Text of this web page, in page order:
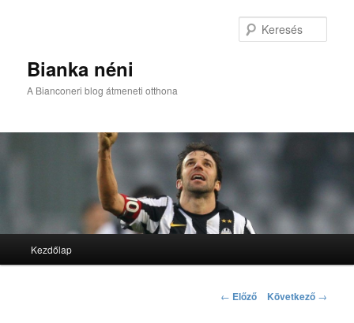
Bianka néni
A Bianconeri blog átmeneti otthona
Tovább az elsődleges tartalomra
Tovább a másodlagos tartalomra
Kezdőlap
Bejegyzés navigáció
← Előző Következő →